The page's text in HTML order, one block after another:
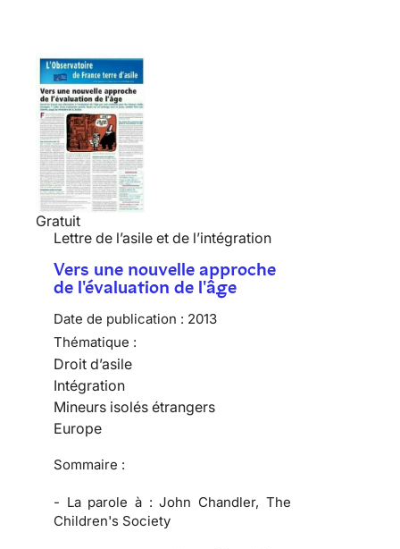
Gratuit
Lettre de l’asile et de l’intégration
Vers une nouvelle approche
de l'évaluation de l'âge
Date de publication : 2013
Thématique :
Droit d’asile
Intégration
Mineurs isolés étrangers
Europe
Sommaire :
- La parole à : John Chandler, The
Children's Society